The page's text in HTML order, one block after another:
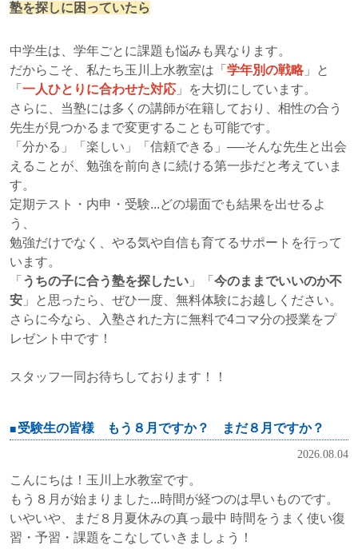
塾を探しに困っていたら
中学生は、学年ごとに課題も悩みも異なります。
だからこそ、私たち玉川上水教室は「 学年別の戦略」と
「 一人ひとりに合わせた対応 」を大切にしています。
さらに、当塾には多くの講師が在籍しており、相性の合う
先生が見つかるまで変更することも可能です。
「分かる」「楽しい」「信頼できる」──そんな先生と出会
えることが、勉強を前向きに続ける第一歩だと考えていま
す。
定期テスト・内申・受験...どの場面でも結果を出せるよ
う、
勉強だけでなく、やる気や自信も育てるサポートを行って
います。
「 うちの子に合う塾を探したい 」「 今のままでいいのか不
安 」と思ったら、ぜひ一度、無料体験にお越しください。
さらに今なら、入塾された方に無料で4コマ分の授業をプ
レゼント中です！
スタッフ一同お待ちしております！！
受験生の皆様 もう８月ですか？ まだ８月ですか？
2026.08.04
こんにちは！玉川上水教室です。
もう８月が始まりました...時間が経つのは早いものです。
いやいや、まだ８月夏休みの真っ最中 時間をうまく使い復
習・予習・課題をこなしていきましょう！